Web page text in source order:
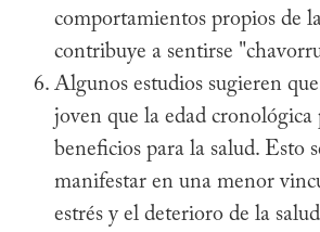
comportamientos propios de
contribuye a sentirse
Algunos estudios sugieren
joven que la edad cronológica
beneficios para la salud. Esto
manifestar en una menor
estrés y el deterioro de la